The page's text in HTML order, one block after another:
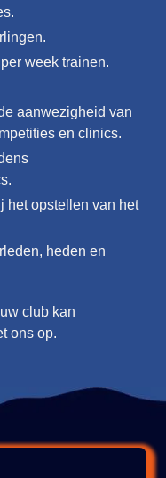
week trainen.
aanwezigheid van
en clinics.
het opstellen van het
heden en
club kan
ons op.